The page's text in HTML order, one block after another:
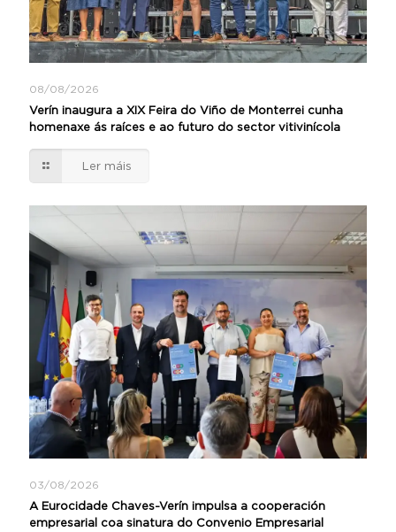
08/08/2026
Verín inaugura a XIX Feira do Viño de Monterrei cunha
homenaxe ás raíces e ao futuro do sector vitivinícola
Ler máis
03/08/2026
A Eurocidade Chaves-Verín impulsa a cooperación
empresarial coa sinatura do Convenio Empresarial